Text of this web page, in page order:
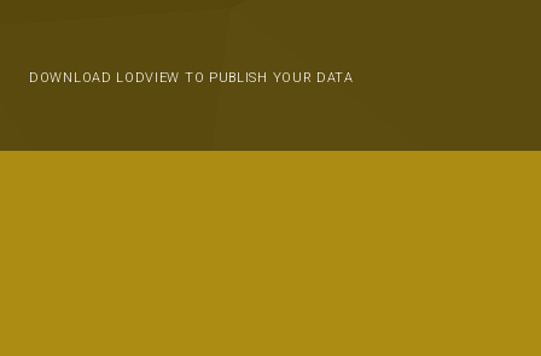
DOWNLOAD LODVIEW TO PUBLISH YOUR DATA